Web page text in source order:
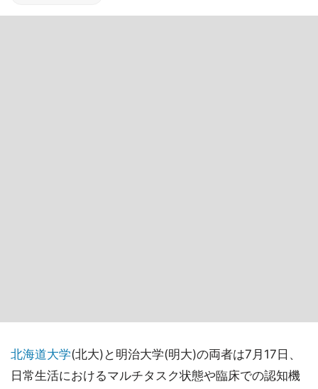
北海道大学(北大)と明治大学(明大)の両者は7月17日、
日常生活におけるマルチタスク状態や臨床での認知機